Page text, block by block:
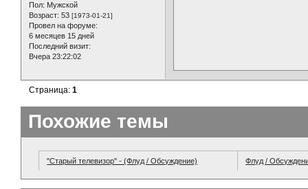
Пол: Мужской
Возраст: 53 [1973-01-21]
Провел на форуме:
6 месяцев 15 дней
Последний визит:
Вчера 23:22:02
Страница:1
Похожие темы
"Старый телевизор" - (Флуд / Обсуждение) Флуд /